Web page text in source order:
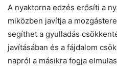
A nyaktorna edzés erősíti a
miközben javítja a
segíthet a gyulladás
javításában és a fájdalom
napról a másikra fogja